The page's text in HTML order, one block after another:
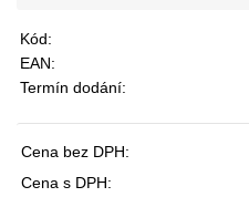
Kód:
EAN:
Termín dodání:
Cena bez DPH:
Cena s DPH: